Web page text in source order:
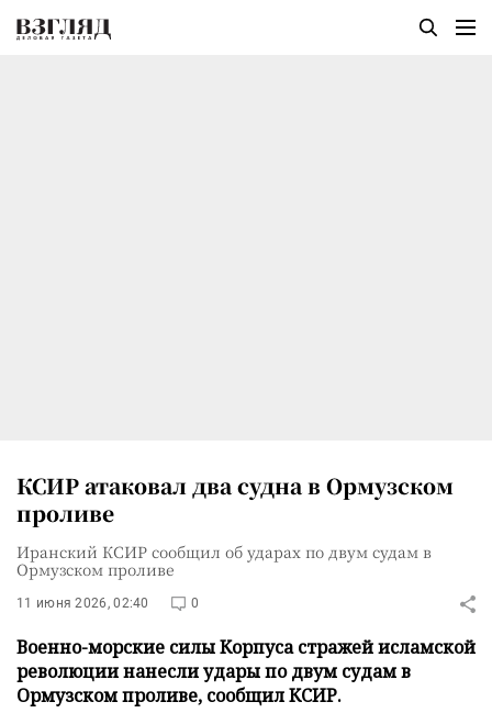
КСИР атаковал два судна в Ормузском
проливе
Иранский КСИР сообщил об ударах по двум судам в
Ормузском проливе
11 июня 2026, 02:40 0
Военно-морские силы Корпуса стражей исламской
революции нанесли удары по двум судам в
Ормузском проливе, сообщил КСИР.